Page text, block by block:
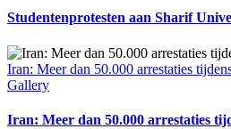
Studentenprotesten aan Sharif
Iran: Meer dan 50.000 arrestaties
Gallery
Iran: Meer dan 50.000 arrestaties